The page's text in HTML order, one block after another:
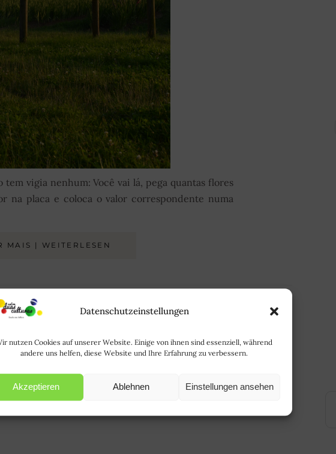
Datenschutzeinstellungen
nutzen Cookies auf unserer Website. Einige von ihnen sind essenziell, während
andere uns helfen, diese Website und Ihre Erfahrung zu verbessern.
Akzeptieren Ablehnen Einstellungen ansehen
tem vigia nenhum: Você vai lá, pega quantas flores
na placa e coloca o valor correspondente numa
MAIS | WEITERLESEN